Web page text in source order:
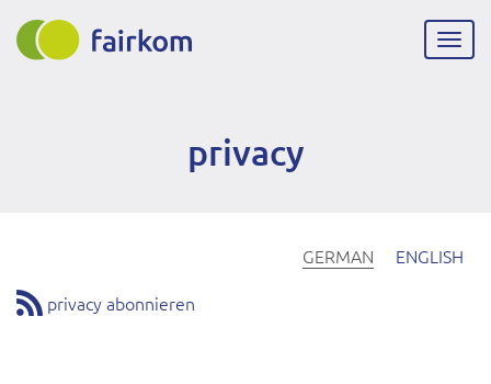
Direkt
zum
privacy
GERMAN
ENGLISH
privacy abonnieren